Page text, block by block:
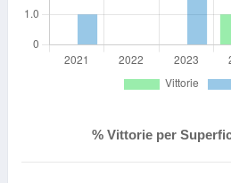
% Vittorie per